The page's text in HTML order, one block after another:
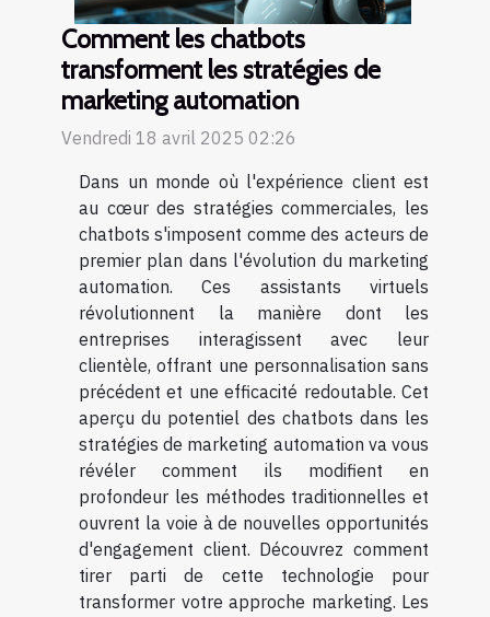
Comment les chatbots
transforment les stratégies de
marketing automation
Vendredi 18 avril 2025 02:26
Dans un monde où l'expérience client est
au cœur des stratégies commerciales, les
chatbots s'imposent comme des acteurs de
premier plan dans l'évolution du marketing
automation. Ces assistants virtuels
révolutionnent la manière dont les
entreprises interagissent avec leur
clientèle, offrant une personnalisation sans
précédent et une efficacité redoutable. Cet
aperçu du potentiel des chatbots dans les
stratégies de marketing automation va vous
révéler comment ils modifient en
profondeur les méthodes traditionnelles et
ouvrent la voie à de nouvelles opportunités
d'engagement client. Découvrez comment
tirer parti de cette technologie pour
transformer votre approche marketing. Les